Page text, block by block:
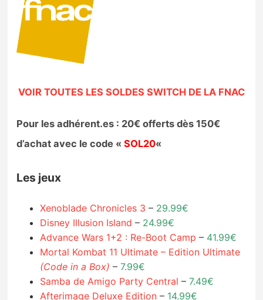
VOIR TOUTES LES SOLDES SWITCH DE LA FNAC
Pour les adhérent.es : 20€ offerts dès 150€
d’achat avec le code «SOL20«
Les jeux
Xenoblade Chronicles 3 – 29.99€
Disney Illusion Island – 24.99€
Advance Wars 1+2 : Re-Boot Camp – 41.99€
Mortal Kombat 11 Ultimate – Edition Ultimate
(Code in a Box) –7.99€
Samba de Amigo Party Central –7.49€
Afterimage Deluxe Edition – 14.99€